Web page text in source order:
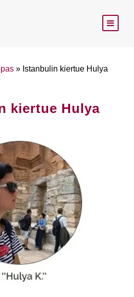
» Istanbulin kiertue Hulya
kiertue Hulya